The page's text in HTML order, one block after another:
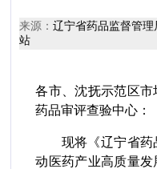
来源：辽宁省药品监督管理
站
各市、沈抚示范区
药品审评查验中心：
现将《辽宁省药
动医药产业高质量